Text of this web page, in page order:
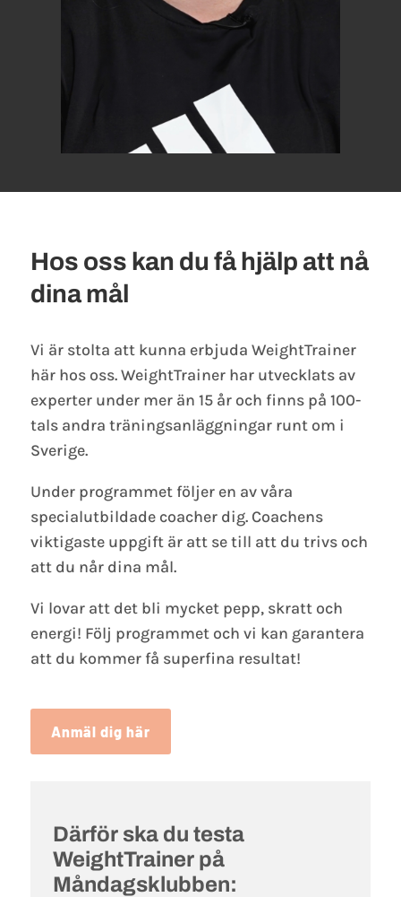
Hos oss kan du få hjälp att nå
dina mål
Vi är stolta att kunna erbjuda WeightTrainer
här hos oss. WeightTrainer har utvecklats av
experter under mer än 15 år och finns på 100-
tals andra träningsanläggningar runt om i
Sverige.
Under programmet följer en av våra
specialutbildade coacher dig. Coachens
viktigaste uppgift är att se till att du trivs och
att du når dina mål.
Vi lovar att det bli mycket pepp, skratt och
energi! Följ programmet och vi kan garantera
att du kommer få superfina resultat!
Anmäl dig här
Därför ska du testa
WeightTrainer på
Måndagsklubben: